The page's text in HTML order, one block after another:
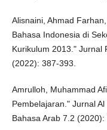
Alisnaini, Ahmad
Bahasa Indonesia di
Kurikulum 2013." Jurnal
(2022): 387-393.
Amrulloh, Muhammad
Pembelajaran." Jurnal
Bahasa Arab 7.2 (2020):